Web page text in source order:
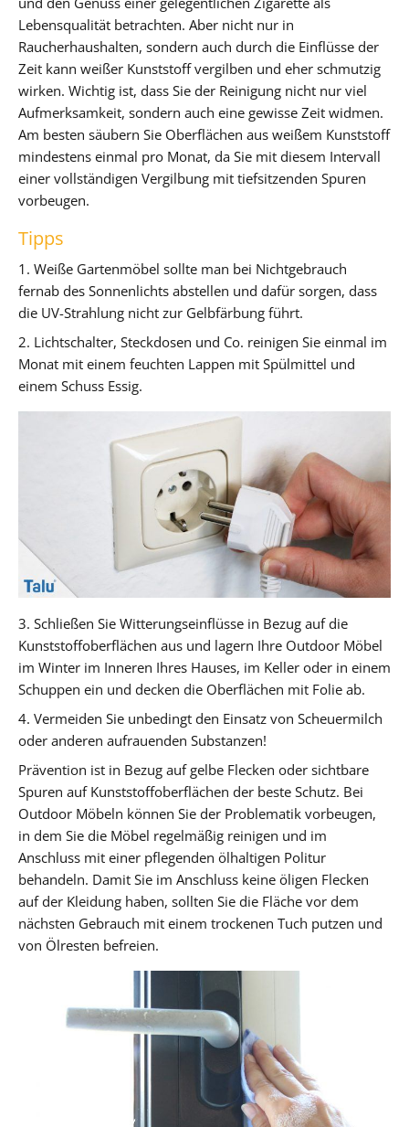
Lebensqualität betrachten. Aber nicht nur in
Raucherhaushalten, sondern auch durch die Einflüsse der
Zeit kann weißer Kunststoff vergilben und eher schmutzig
wirken. Wichtig ist, dass Sie der Reinigung nicht nur viel
Aufmerksamkeit, sondern auch eine gewisse Zeit widmen.
Am besten säubern Sie Oberflächen aus weißem Kunststoff
mindestens einmal pro Monat, da Sie mit diesem Intervall
einer vollständigen Vergilbung mit tiefsitzenden Spuren
vorbeugen.
Tipps
1. Weiße Gartenmöbel sollte man bei Nichtgebrauch
fernab des Sonnenlichts abstellen und dafür sorgen, dass
die UV-Strahlung nicht zur Gelbfärbung führt.
2. Lichtschalter, Steckdosen und Co. reinigen Sie einmal im
Monat mit einem feuchten Lappen mit Spülmittel und
einem Schuss Essig.
3. Schließen Sie Witterungseinflüsse in Bezug auf die
Kunststoffoberflächen aus und lagern Ihre Outdoor Möbel
im Winter im Inneren Ihres Hauses, im Keller oder in einem
Schuppen ein und decken die Oberflächen mit Folie ab.
4. Vermeiden Sie unbedingt den Einsatz von Scheuermilch
oder anderen aufrauenden Substanzen!
Prävention ist in Bezug auf gelbe Flecken oder sichtbare
Spuren auf Kunststoffoberflächen der beste Schutz. Bei
Outdoor Möbeln können Sie der Problematik vorbeugen,
in dem Sie die Möbel regelmäßig reinigen und im
Anschluss mit einer pflegenden ölhaltigen Politur
behandeln. Damit Sie im Anschluss keine öligen Flecken
auf der Kleidung haben, sollten Sie die Fläche vor dem
nächsten Gebrauch mit einem trockenen Tuch putzen und
von Ölresten befreien.